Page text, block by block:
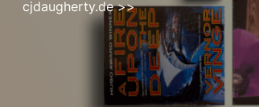
cjdaugherty.de>>